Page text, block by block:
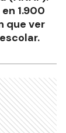
1.900
que ver